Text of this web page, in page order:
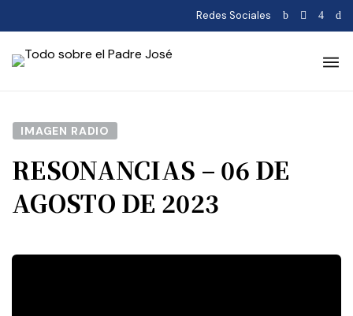
Redes Sociales
IMAGEN RADIO
RESONANCIAS – 06 DE
AGOSTO DE 2023